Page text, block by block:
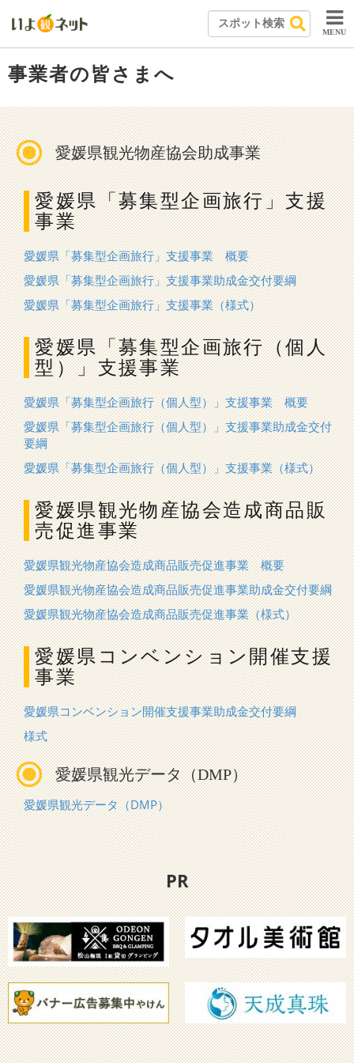
MENU
事業者の皆さまへ
愛媛県観光物産協会助成事業
愛媛県「募集型企画旅行」支援
事業
愛媛県「募集型企画旅行」支援事業 概要
愛媛県「募集型企画旅行」支援事業助成金交付要綱
愛媛県「募集型企画旅行」支援事業（様式）
愛媛県「募集型企画旅行（個人
型）」支援事業
愛媛県「募集型企画旅行（個人型）」支援事業 概要
愛媛県「募集型企画旅行（個人型）」支援事業助成金交付
要綱
愛媛県「募集型企画旅行（個人型）」支援事業（様式）
愛媛県観光物産協会造成商品販
売促進事業
愛媛県観光物産協会造成商品販売促進事業 概要
愛媛県観光物産協会造成商品販売促進事業助成金交付要綱
愛媛県観光物産協会造成商品販売促進事業（様式）
愛媛県コンベンション開催支援
事業
愛媛県コンベンション開催支援事業助成金交付要綱
様式
愛媛県観光データ（DMP）
愛媛県観光データ（DMP）
PR